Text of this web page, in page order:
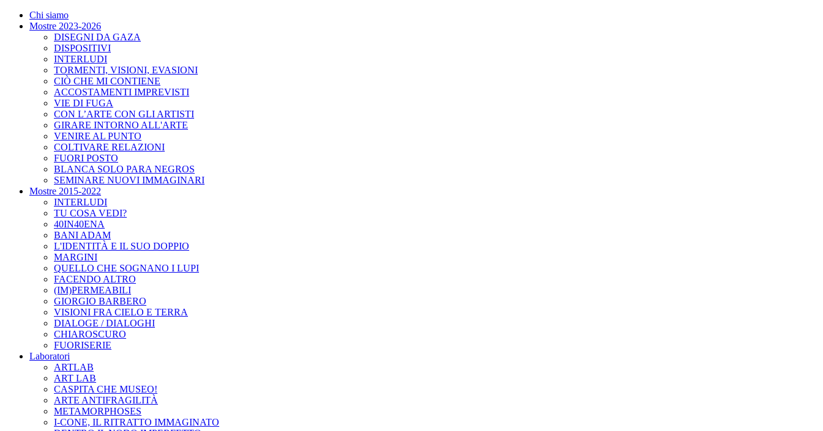
Chi siamo
Mostre 2023-2026
DISEGNI DA GAZA
DISPOSITIVI
INTERLUDI
TORMENTI, VISIONI, EVASIONI
CIÒ CHE MI CONTIENE
ACCOSTAMENTI IMPREVISTI
VIE DI FUGA
CON L’ARTE CON GLI ARTISTI
GIRARE INTORNO ALL'ARTE
VENIRE AL PUNTO
COLTIVARE RELAZIONI
FUORI POSTO
BLANCA SOLO PARA NEGROS
SEMINARE NUOVI IMMAGINARI
Mostre 2015-2022
INTERLUDI
TU COSA VEDI?
40IN40ENA
BANI ADAM
L'IDENTITÀ E IL SUO DOPPIO
MARGINI
QUELLO CHE SOGNANO I LUPI
FACENDO ALTRO
(IM)PERMEABILI
GIORGIO BARBERO
VISIONI FRA CIELO E TERRA
DIALOGE / DIALOGHI
CHIAROSCURO
FUORISERIE
Laboratori
ARTLAB
ART LAB
CASPITA CHE MUSEO!
ARTE ANTIFRAGILITÀ
METAMORPHOSES
I-CONE, IL RITRATTO IMMAGINATO